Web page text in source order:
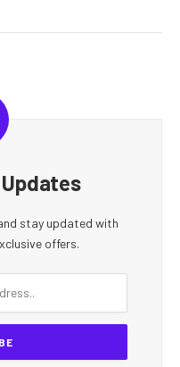
stay updated with
offers.